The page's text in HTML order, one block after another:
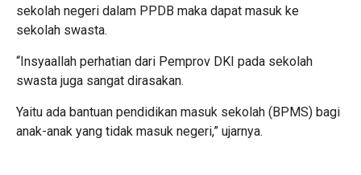
sekolah negeri dalam PPDB maka dapat masuk ke
sekolah swasta.
“Insyaallah perhatian dari Pemprov DKI pada sekolah
swasta juga sangat dirasakan.
Yaitu ada bantuan pendidikan masuk sekolah (BPMS) bagi
anak-anak yang tidak masuk negeri,” ujarnya.